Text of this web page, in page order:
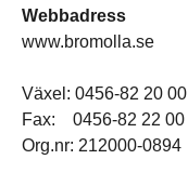
Webbadress
www.bromolla.se
Växel: 0456-82 20 00
Fax: 0456-82 22 00
Org.nr: 212000-0894